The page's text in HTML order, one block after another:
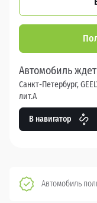
Автомобиль
Санкт-Петербург,
лит.А
В навигатор
Автомобиль